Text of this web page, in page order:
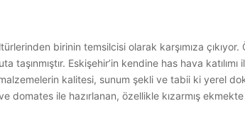
birinin temsilcisi olarak karşımıza
Eskişehir’in kendine has hava
kalitesi, sunum şekli ve tabii ki yerel
domates ile hazırlanan, özellikle kızarmış